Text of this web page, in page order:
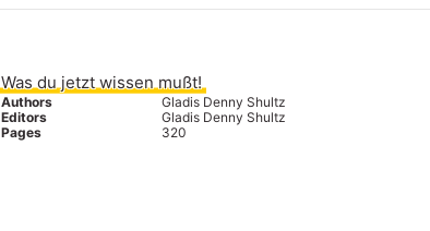
Was du jetzt wissen mußt!
Authors
Gladis Denny Shultz
Editors
Gladis Denny Shultz
Pages
320